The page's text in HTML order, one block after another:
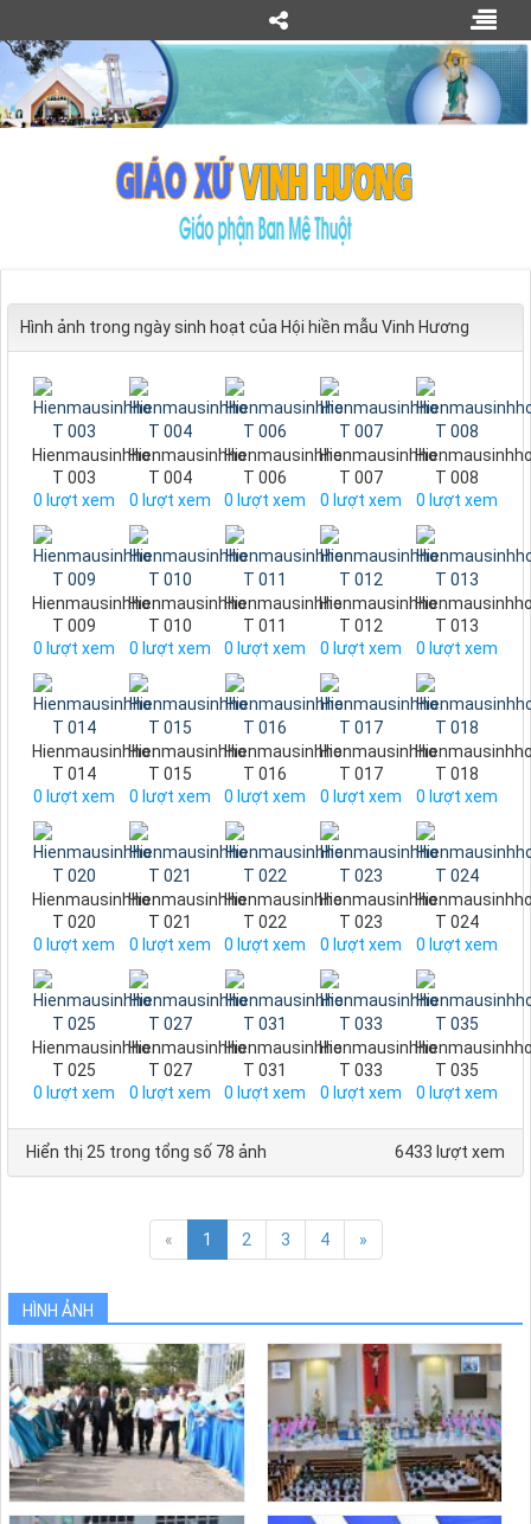
Hình ảnh trong ngày sinh hoạt của Hội hiền mẫu Vinh Hương
Hienmausinhho
T 003
0 lượt xem
Hienmausinhho
T 004
0 lượt xem
Hienmausinhho
T 006
0 lượt xem
Hienmausinhho
T 007
0 lượt xem
T 008
0 lượt xem
Hienmausinhho
T 009
0 lượt xem
Hienmausinhho
T 010
0 lượt xem
Hienmausinhho
T 011
0 lượt xem
Hienmausinhho
T 012
0 lượt xem
T 013
0 lượt xem
Hienmausinhho
T 014
0 lượt xem
Hienmausinhho
T 015
0 lượt xem
Hienmausinhho
T 016
0 lượt xem
Hienmausinhho
T 017
0 lượt xem
T 018
0 lượt xem
Hienmausinhho
T 020
0 lượt xem
Hienmausinhho
T 021
0 lượt xem
Hienmausinhho
T 022
0 lượt xem
Hienmausinhho
T 023
0 lượt xem
T 024
0 lượt xem
Hienmausinhho
T 025
0 lượt xem
Hienmausinhho
T 027
0 lượt xem
Hienmausinhho
T 031
0 lượt xem
Hienmausinhho
T 033
0 lượt xem
T 035
0 lượt xem
Hiển thị 25 trong tổng số 78 ảnh 6433 lượt xem
« 1 2 3 4 »
HÌNH ẢNH